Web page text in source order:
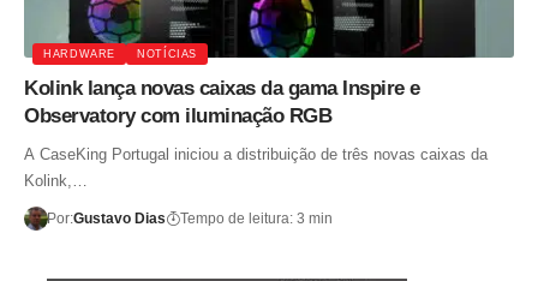
HARDWARE NOTÍCIAS
Kolink lança novas caixas da gama Inspire e
Observatory com iluminação RGB
A CaseKing Portugal iniciou a distribuição de três novas caixas da
Kolink,…
Por:Gustavo Dias Tempo de leitura: 3 min